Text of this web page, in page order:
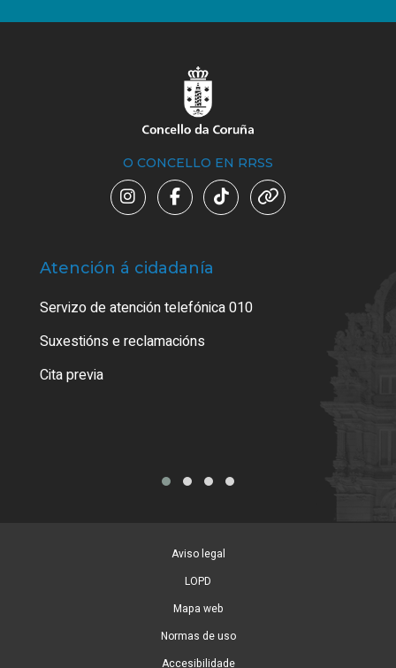
O CONCELLO EN RRSS
Atención á cidadanía
Servizo de atención telefónica 010
Suxestións e reclamacións
Cita previa
Aviso legal
LOPD
Mapa web
Normas de uso
Accesibilidade